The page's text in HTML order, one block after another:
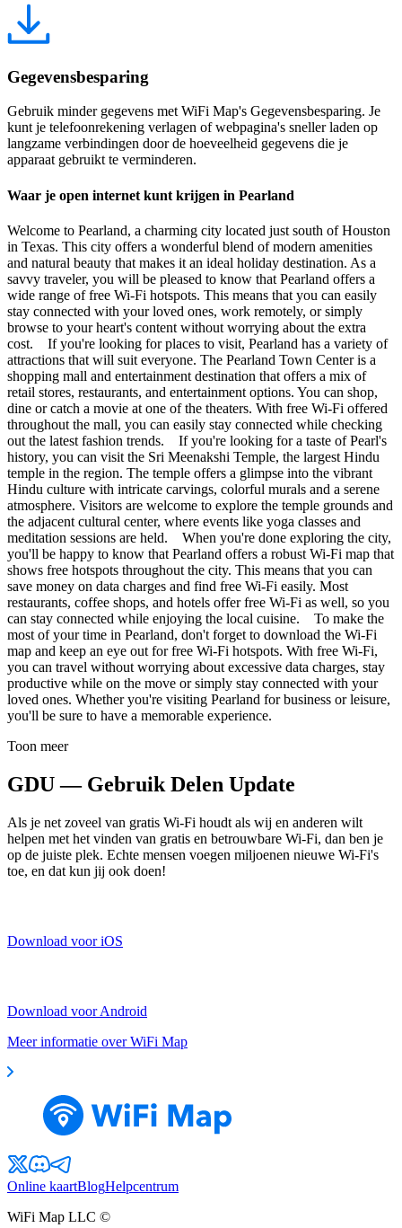
Gegevensbesparing
Gebruik minder gegevens met WiFi Map's Gegevensbesparing. Je
kunt je telefoonrekening verlagen of webpagina's sneller laden op
langzame verbindingen door de hoeveelheid gegevens die je
apparaat gebruikt te verminderen.
Waar je open internet kunt krijgen in Pearland
Welcome to Pearland, a charming city located just south of Houston
in Texas. This city offers a wonderful blend of modern amenities
and natural beauty that makes it an ideal holiday destination. As a
savvy traveler, you will be pleased to know that Pearland offers a
wide range of free Wi-Fi hotspots. This means that you can easily
stay connected with your loved ones, work remotely, or simply
browse to your heart's content without worrying about the extra
cost. If you're looking for places to visit, Pearland has a variety of
attractions that will suit everyone. The Pearland Town Center is a
shopping mall and entertainment destination that offers a mix of
retail stores, restaurants, and entertainment options. You can shop,
dine or catch a movie at one of the theaters. With free Wi-Fi offered
throughout the mall, you can easily stay connected while checking
out the latest fashion trends. If you're looking for a taste of Pearl's
history, you can visit the Sri Meenakshi Temple, the largest Hindu
temple in the region. The temple offers a glimpse into the vibrant
Hindu culture with intricate carvings, colorful murals and a serene
atmosphere. Visitors are welcome to explore the temple grounds and
the adjacent cultural center, where events like yoga classes and
meditation sessions are held. When you're done exploring the city,
you'll be happy to know that Pearland offers a robust Wi-Fi map that
shows free hotspots throughout the city. This means that you can
save money on data charges and find free Wi-Fi easily. Most
restaurants, coffee shops, and hotels offer free Wi-Fi as well, so you
can stay connected while enjoying the local cuisine. To make the
most of your time in Pearland, don't forget to download the Wi-Fi
map and keep an eye out for free Wi-Fi hotspots. With free Wi-Fi,
you can travel without worrying about excessive data charges, stay
productive while on the move or simply stay connected with your
loved ones. Whether you're visiting Pearland for business or leisure,
you'll be sure to have a memorable experience.
Toon meer
GDU — Gebruik Delen Update
Als je net zoveel van gratis Wi-Fi houdt als wij en anderen wilt
helpen met het vinden van gratis en betrouwbare Wi-Fi, dan ben je
op de juiste plek. Echte mensen voegen miljoenen nieuwe Wi-Fi's
toe, en dat kun jij ook doen!
Download voor iOS
Download voor Android
Meer informatie over WiFi Map
Online kaartBlogHelpcentrum
WiFi Map LLC ©